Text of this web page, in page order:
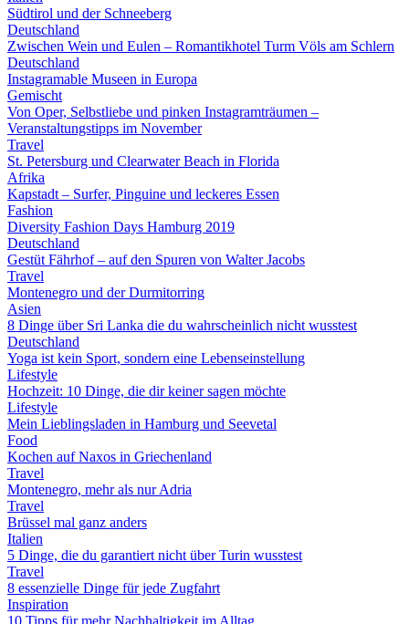
Südtirol und der Schneeberg
Deutschland
Zwischen Wein und Eulen – Romantikhotel Turm Völs am Schlern
Deutschland
Instagramable Museen in Europa
Gemischt
Von Oper, Selbstliebe und pinken Instagramträumen –
Veranstaltungstipps im November
Travel
St. Petersburg und Clearwater Beach in Florida
Afrika
Kapstadt – Surfer, Pinguine und leckeres Essen
Fashion
Diversity Fashion Days Hamburg 2019
Deutschland
Gestüt Fährhof – auf den Spuren von Walter Jacobs
Travel
Montenegro und der Durmitorring
Asien
8 Dinge über Sri Lanka die du wahrscheinlich nicht wusstest
Deutschland
Yoga ist kein Sport, sondern eine Lebenseinstellung
Lifestyle
Hochzeit: 10 Dinge, die dir keiner sagen möchte
Lifestyle
Mein Lieblingsladen in Hamburg und Seevetal
Food
Kochen auf Naxos in Griechenland
Travel
Montenegro, mehr als nur Adria
Travel
Brüssel mal ganz anders
Italien
5 Dinge, die du garantiert nicht über Turin wusstest
Travel
8 essenzielle Dinge für jede Zugfahrt
Inspiration
10 Tipps für mehr Nachhaltigkeit im Alltag